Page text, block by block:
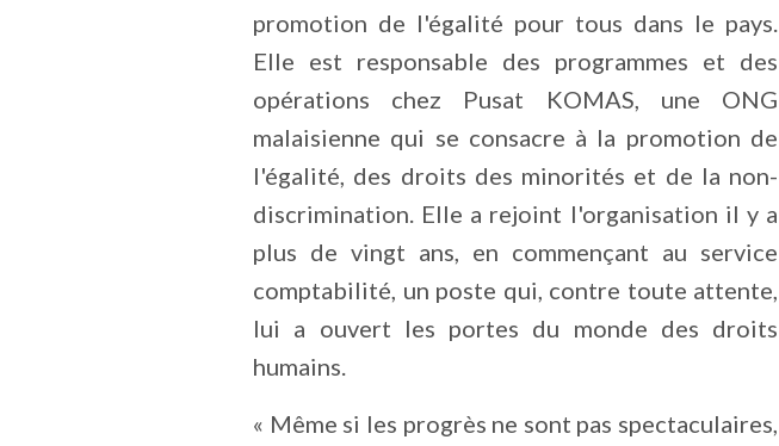
promotion de l'égalité pour tous dans le pays.
Elle est responsable des programmes et des
opérations chez Pusat KOMAS, une ONG
malaisienne qui se consacre à la promotion de
l'égalité, des droits des minorités et de la non-
discrimination. Elle a rejoint l'organisation il y a
plus de vingt ans, en commençant au service
comptabilité, un poste qui, contre toute attente,
lui a ouvert les portes du monde des droits
humains.
« Même si les progrès ne sont pas spectaculaires,